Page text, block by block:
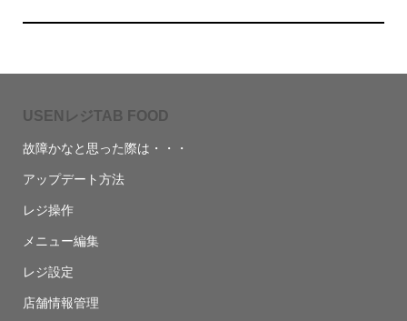
USENレジTAB FOOD
故障かなと思った際は・・・
アップデート方法
レジ操作
メニュー編集
レジ設定
店舗情報管理